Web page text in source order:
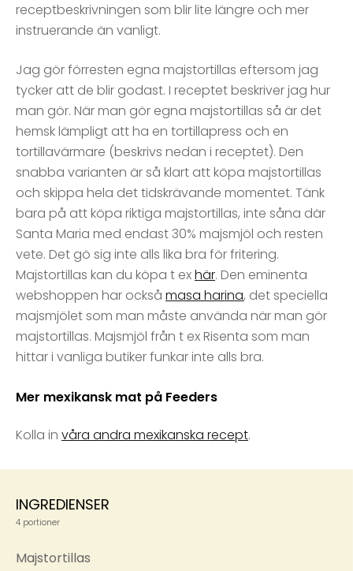
receptbeskrivningen som blir lite längre och mer
instruerande än vanligt.
Jag gör förresten egna majstortillas eftersom jag
tycker att de blir godast. I receptet beskriver jag hur
man gör. När man gör egna majstortillas så är det
hemsk lämpligt att ha en tortillapress och en
tortillavärmare (beskrivs nedan i receptet). Den
snabba varianten är så klart att köpa majstortillas
och skippa hela det tidskrävande momentet. Tänk
bara på att köpa riktiga majstortillas, inte såna där
Santa Maria med endast 30% majsmjöl och resten
vete. Det gö sig inte alls lika bra för fritering.
Majstortillas kan du köpa t exhär. Den eminenta
webshoppen har också masa harina, det speciella
majsmjölet som man måste använda när man gör
majstortillas. Majsmjöl från t ex Risenta som man
hittar i vanliga butiker funkar inte alls bra.
Mer mexikansk mat på Feeders
Kolla in våra andra mexikanska recept.
INGREDIENSER
4 portioner
Majstortillas